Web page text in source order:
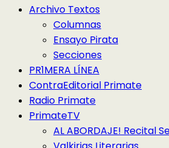
Archivo Textos
Columnas
Ensayo Pirata
Secciones
PR1MERA LÍNEA
ContraEditorial Primate
Radio Primate
PrimateTV
AL ABORDAJE! Recital